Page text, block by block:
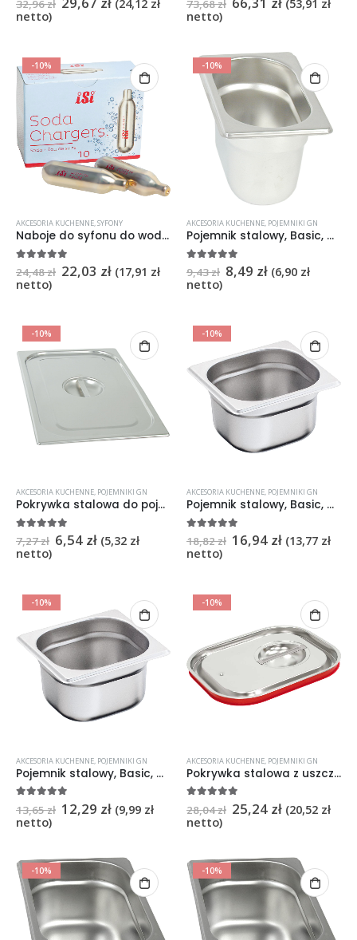
32,96zł
netto)
73,68zł
netto)
-10%
AKCESORIA KUCHENNE,SYFONY
Naboje do syfonu do wody SODA (10 szt.)
24,48zł 22,03 zł (17,91 zł
netto)
-10%
AKCESORIA KUCHENNE, POJEMNIKI GN
Pojemnik stalowy, Basic, GN 1/9, H 65 mm
na 5
9,43zł 8,49 zł (6,90 zł
netto)
-10%
AKCESORIA KUCHENNE, POJEMNIKI GN
Pokrywka stalowa do pojemników, Basic, GN 1/9
na 5
7,27zł 6,54 zł (5,32 zł
netto)
-10%
AKCESORIA KUCHENNE, POJEMNIKI GN
Pojemnik stalowy, Basic, GN 1/6, H 150 mm
18,82zł 16,94 zł (13,77 zł
netto)
-10%
AKCESORIA KUCHENNE, POJEMNIKI GN
Pojemnik stalowy, Basic, GN 1/6, H 100 mm
13,65zł 12,29 zł (9,99 zł
netto)
-10%
AKCESORIA KUCHENNE, POJEMNIKI GN
Pokrywka stalowa z uszczelką do pojemników, GN 1/6 Basic
28,04zł 25,24 zł (20,52 zł
netto)
-10% -10%